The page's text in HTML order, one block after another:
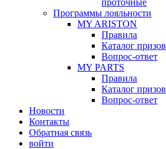
проточные
Программы лояльности
MY ARISTON
Правила
Каталог призов
Вопрос-ответ
MY PARTS
Правила
Каталог призов
Вопрос-ответ
Новости
Контакты
Обратная связь
войти